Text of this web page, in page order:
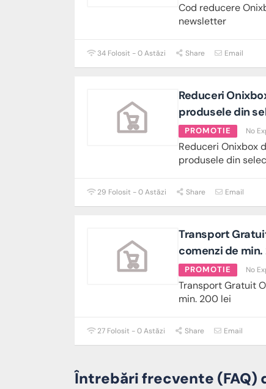
Cod reducere
newsletter
34 Folosit - 0 Astăzi Share Email
Reduceri
produsele din
PROMOTIE No
Reduceri Onixbox
produsele din
29 Folosit - 0 Astăzi Share Email
Transport
comenzi de
PROMOTIE No
Transport Gratuit
min. 200 lei
27 Folosit - 0 Astăzi Share Email
Întrebări frecvente (FAQ)